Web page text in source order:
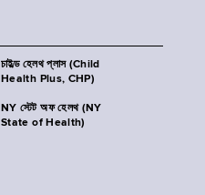
চাইল্ড হেলথ প্লাস (Child
Health Plus, CHP)
NY স্টেট অফ হেলথ (NY
State of Health)